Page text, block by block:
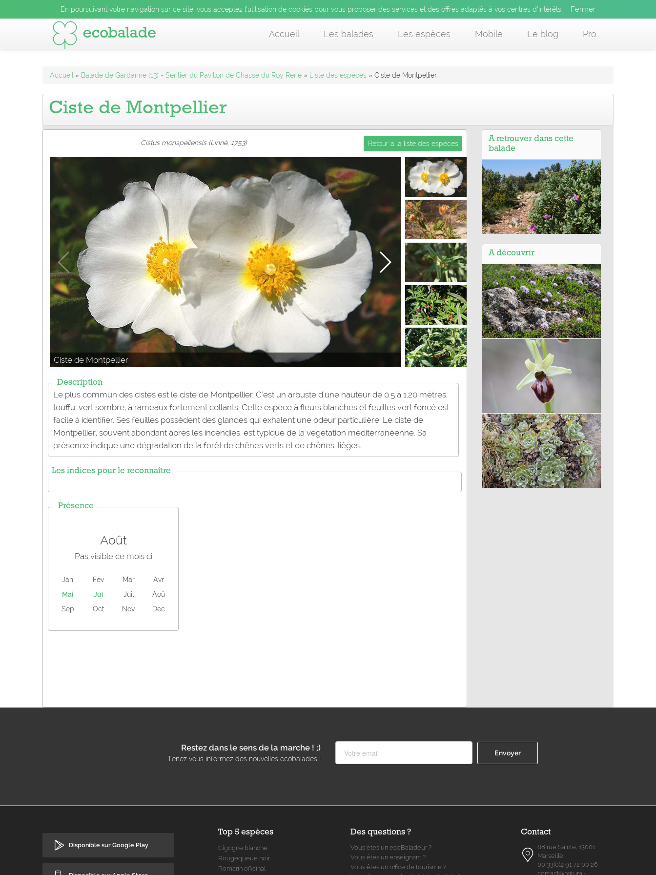
En poursuivant votre navigation sur ce site, vous acceptez l’utilisation de cookies pour vous proposer des services et des offres adaptés à vos centres d’intérêts. x
Accueil Les balades Les espèces Mobile Le blog Pro
En poursuivant votre navigation sur ce site, vous acceptez l’utilisation de cookies pour vous proposer des services et des offres adaptés à vos centres d’intérêts. Fermer
En poursuivant votre navigation sur ce site, vous acceptez l’utilisation de cookies pour vous proposer des services et des offres adaptés à vos centres d’intérêts.
Accueil » Balade de Gardanne (13) - Sentier du Pavillon de Chasse du Roy René » Liste des espèces » Ciste de Montpellier
Ciste de Montpellier
Cistus monspeliensis (Linné, 1753) Retour à la liste des espèces
Ciste de Montpellier
Description
Le plus commun des cistes est le ciste de Montpellier. C'est un arbuste d'une hauteur de 0.5 à 1.20 mètres,
touffu, vert sombre, à rameaux fortement collants. Cette espèce à fleurs blanches et feuilles vert foncé est
facile à identifier. Ses feuilles possèdent des glandes qui exhalent une odeur particulière. Le ciste de
Montpellier, souvent abondant après les incendies, est typique de la végétation méditerranéenne. Sa
présence indique une dégradation de la forêt de chênes verts et de chênes-lièges.
Les indices pour le reconnaître
Présence
Août
Pas visible ce mois ci
Jan Fév Mar
Avr
Mai
Jui Juil
Aoû
Sep
Oct Nov Dec
A retrouver dans cette
balade
Sentier du Canyon provençal
A découvrir
Globulaire
Ophrys araignée
Restez dans le sens de la marche ! ;)
Tenez vous informez des nouvelles ecobalades !
Disponible sur Google Play
Top 5 espèces
Cigogne blanche
Rougequeue noir
Romarin officinal
Des questions ?
Vous êtes un ecoBaladeur ?
Vous êtes un enseignant ?
Vous êtes un office de tourisme ?
Contact
68 rue Sainte, 13001
Marseille
00 33(0)4 91 72 00 26
contact@natural-